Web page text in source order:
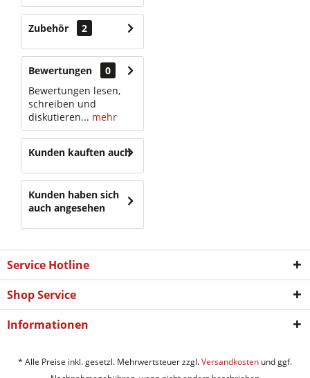
Zubehör 2
Bewertungen
0
Bewertungen lesen,
schreiben und
diskutieren... mehr
Kunden kauften auch
Kunden haben sich
auch angesehen
Service Hotline
Shop Service
Informationen
* Alle Preise inkl. gesetzl. Mehrwertsteuer zzgl.Versandkosten und ggf.